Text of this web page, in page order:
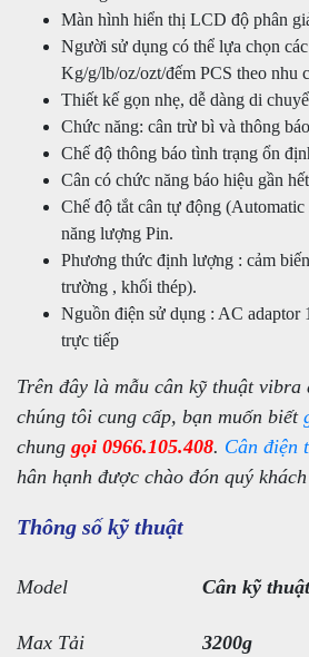
Màn hình hiển thị LCD độ phân
Người sử dụng có thể lựa chọn
Kg/g/lb/oz/ozt/đếm PCS theo nhu
Thiết kế gọn nhẹ, dễ dàng di
Chức năng: cân trừ bì và thông
Chế độ thông báo tình trạng ổn
Cân có chức năng báo hiệu gần
Chế độ tắt cân tự động
năng lượng Pin.
Phương thức định lượng : cảm
trường , khối thép).
Nguồn điện sử dụng : AC adaptor
trực tiếp
Trên đây là mẫu cân kỹ thuật
chúng tôi cung cấp, bạn muốn biết
chung gọi 0966.105.408. Cân điện
hân hạnh được chào đón quý khách
Thông số kỹ thuật
Model Cân kỹ
Max Tải 3200g